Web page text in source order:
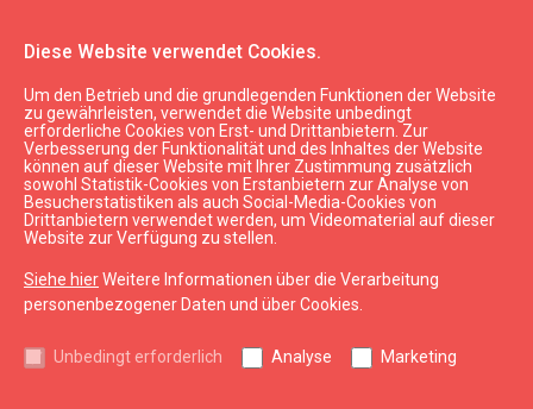
Diese Website verwendet Cookies.
Um den Betrieb und die grundlegenden Funktionen der Website
zu gewährleisten, verwendet die Website unbedingt
erforderliche Cookies von Erst- und Drittanbietern. Zur
Verbesserung der Funktionalität und des Inhaltes der Website
können auf dieser Website mit Ihrer Zustimmung zusätzlich
sowohl Statistik-Cookies von Erstanbietern zur Analyse von
Besucherstatistiken als auch Social-Media-Cookies von
Drittanbietern verwendet werden, um Videomaterial auf dieser
Website zur Verfügung zu stellen.
Siehe hierWeitere Informationen über die Verarbeitung
personenbezogener Daten und über Cookies.
Unbedingt erforderlich Analyse Marketing
Planen Unterkunft
Apartment "Vintage Lounge Sea View"
chevron_left